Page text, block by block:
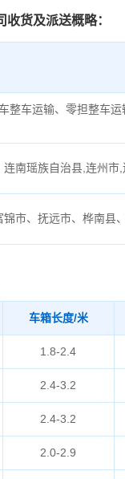
货及派送概略：
整车运输、零担整车
连南瑶族自治县,连州市
锦市、抚远市、桦南县
车箱长度/米
1.8-2.4
2.4-3.2
2.4-3.2
2.0-2.9